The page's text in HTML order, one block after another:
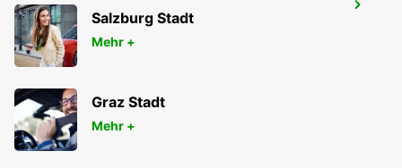
SANKT AUGUSTIN
SANKT AUGUSTIN - GERMANY
Salzburg Stadt
Mehr +
Graz Stadt
Mehr +